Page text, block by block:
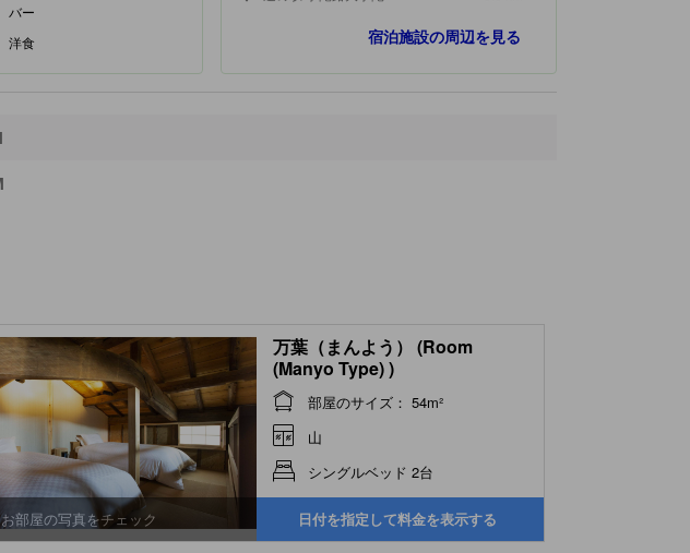
バー
洋食 宿泊施設の周辺を見る
お部屋の写真をチェック
万葉（まんよう） (Room
(Manyo Type) )
部屋のサイズ： 54m²
山
シングルベッド 2台
日付を指定して料金を表示する